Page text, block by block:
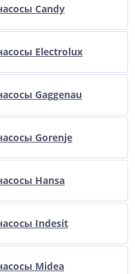
Candy
Electrolux
Gaggenau
Gorenje
Hansa
Indesit
Midea